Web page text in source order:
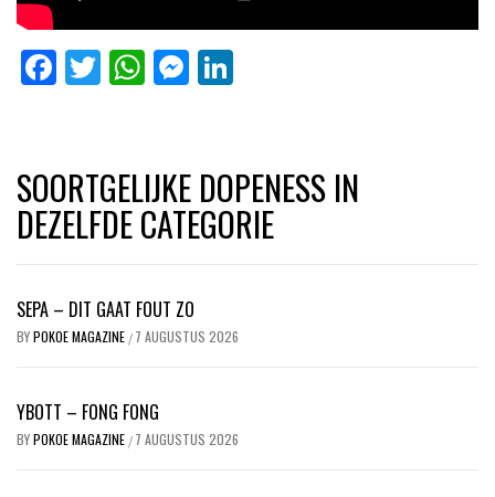
Facebook
Twitter
WhatsApp
Messenger
SOORTGELIJKE DOPENESS IN
DEZELFDE CATEGORIE
SEPA – DIT GAAT FOUT ZO
BYPOKOE MAGAZINE / 7 AUGUSTUS 2026
YBOTT – FONG FONG
BYPOKOE MAGAZINE / 7 AUGUSTUS 2026